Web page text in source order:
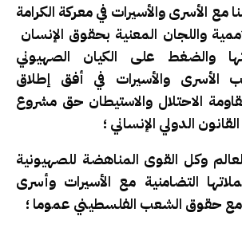
الأسرى والأسيرات في معركة الكرامة
واللجان المعنية بحقوق الإنسان
والضغط على الكيان الصهيوني
الأسرى والأسيرات في أفق إطلاق
الاحتلال والاستيطان حق مشروع
الدولي الإنساني ؛
وكل القوى المناهضة للصهيونية
التضامنية مع الأسيرات وأسرى
ومع حقوق الشعب الفلسطيني عموما ؛